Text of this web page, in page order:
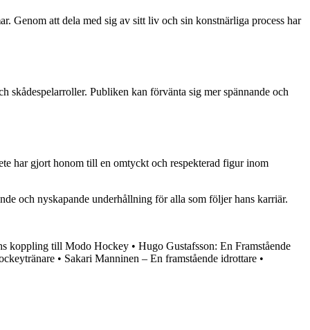
Genom att dela med sig av sitt liv och sin konstnärliga process har
skådespelarroller. Publiken kan förvänta sig mer spännande och
har gjort honom till en omtyckt och respekterad figur inom
och nyskapande underhållning för alla som följer hans karriär.
koppling till Modo Hockey • Hugo Gustafsson: En Framstående
• Sakari Manninen – En framstående idrottare •